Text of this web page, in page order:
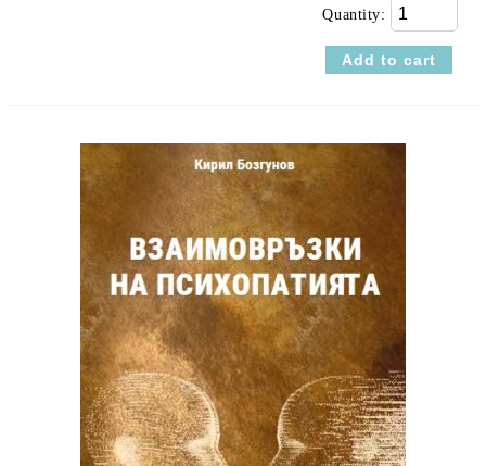
Quantity: